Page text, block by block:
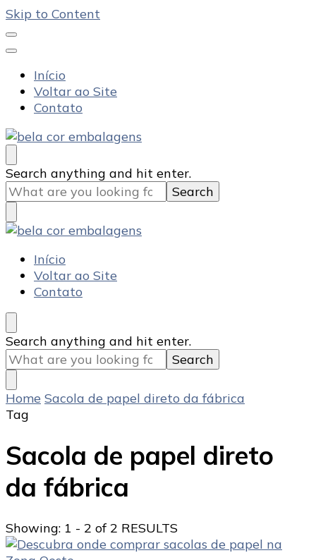
Skip to Content
Início
Voltar ao Site
Contato
Bela Cor Embalagens
Blog
Looking
for
Something?
Search anything and hit enter.
Bela Cor Embalagens
Blog
Início
Voltar ao Site
Contato
Looking
for
Something?
Search anything and hit enter.
Home Sacola de papel direto da fábrica
Tag
Sacola de papel direto
da fábrica
Showing: 1 - 2 of 2 RESULTS